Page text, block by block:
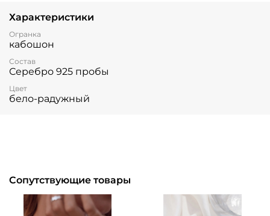
Характеристики
Огранка
кабошон
Состав
Серебро 925 пробы
Цвет
бело-радужный
Сопутствующие товары